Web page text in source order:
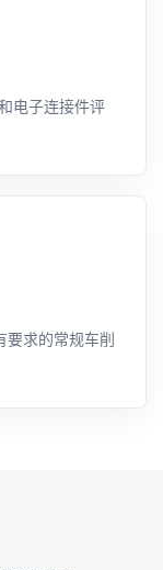
电子连接件评
求的常规车削